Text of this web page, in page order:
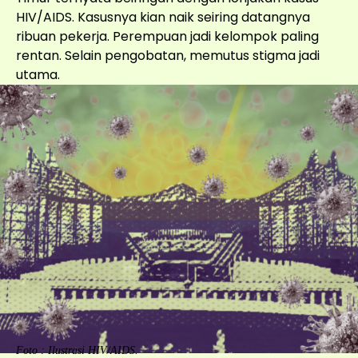
HIV/AIDS. Kasusnya kian naik seiring datangnya
ribuan pekerja. Perempuan jadi kelompok paling
rentan. Selain pengobatan, memutus stigma jadi
utama.
Foto : Ilustrasi HIV/AIDS.